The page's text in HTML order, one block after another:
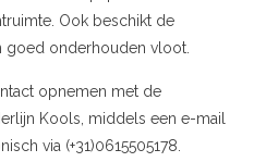
Ook beschikt de
goed onderhouden vloot.
opnemen met de
Kools, middels een e-mail
via (+31)0615505178.